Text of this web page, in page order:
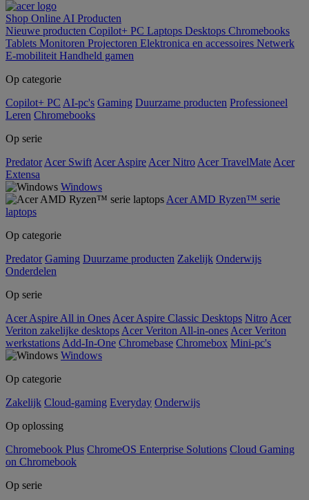
Shop Online AI Producten
Nieuwe producten Copilot+ PC Laptops Desktops Chromebooks
Tablets Monitoren Projectoren Elektronica en accessoires Netwerk
E-mobiliteit Handheld gamen
Op categorie
Copilot+ PC AI-pc's Gaming Duurzame producten Professioneel
Leren Chromebooks
Op serie
Predator Acer Swift Acer Aspire Acer Nitro Acer TravelMate Acer
Extensa
Windows
Acer AMD Ryzen™ serie
laptops
Op categorie
Predator Gaming Duurzame producten Zakelijk Onderwijs
Onderdelen
Op serie
Acer Aspire All in Ones Acer Aspire Classic Desktops Nitro Acer
Veriton zakelijke desktops Acer Veriton All-in-ones Acer Veriton
werkstations Add-In-One Chromebase Chromebox Mini-pc's
Windows
Op categorie
Zakelijk Cloud-gaming Everyday Onderwijs
Op oplossing
Chromebook Plus ChromeOS Enterprise Solutions Cloud Gaming
on Chromebook
Op serie